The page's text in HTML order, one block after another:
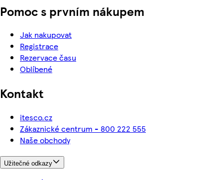
Pomoc s prvním nákupem
Jak nakupovat
Registrace
Rezervace času
Oblíbené
Kontakt
itesco.cz
Zákaznické centrum - 800 222 555
Naše obchody
Užitečné odkazy